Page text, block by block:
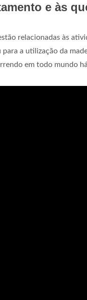
e às
relacionadas às
a utilização da
em todo mundo